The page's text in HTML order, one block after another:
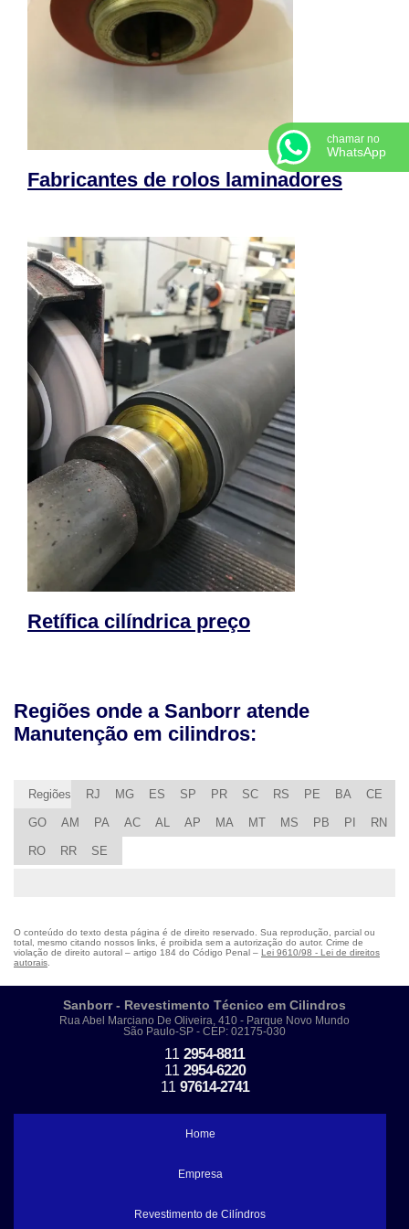
ROLO PARA HOT STAMPING
REVESTIMENTO DE CILINDROS EM BORRACHA EM SÃO PAULO
RETIFICA DE CILINDROS DE LAMINAÇÃO
REVESTIMENTO DE NEOPRENE
REVESTIMENTO DE BORRACHA EM ROLETES
ROLO PARA MAQUINA TRANSFER GIRO
RETÍFICA CILÍNDRICA PREÇO
Fabricantes de rolos laminadores
Retífica cilíndrica preço
Regiões onde a Sanborr atende
Manutenção em cilindros:
Regiões RJ MG ES SP PR SC RS PE BA CE
GO AM PA AC AL AP MA MT MS PB PI RN
RO RR SE
O conteúdo do texto desta página é de direito reservado. Sua reprodução, parcial ou
total, mesmo citando nossos links, é proibida sem a autorização do autor. Crime de
violação de direito autoral – artigo 184 do Código Penal – Lei 9610/98 - Lei de direitos
autorais
Sanborr - Revestimento Técnico em Cilindros
Rua Abel Marciano De Oliveira, 410 - Parque Novo Mundo
São Paulo-SP - CEP: 02175-030
11 2954-8811
11 2954-6220
11 97614-2741
Home
Empresa
Revestimento de Cilíndros
chamar no
WhatsApp